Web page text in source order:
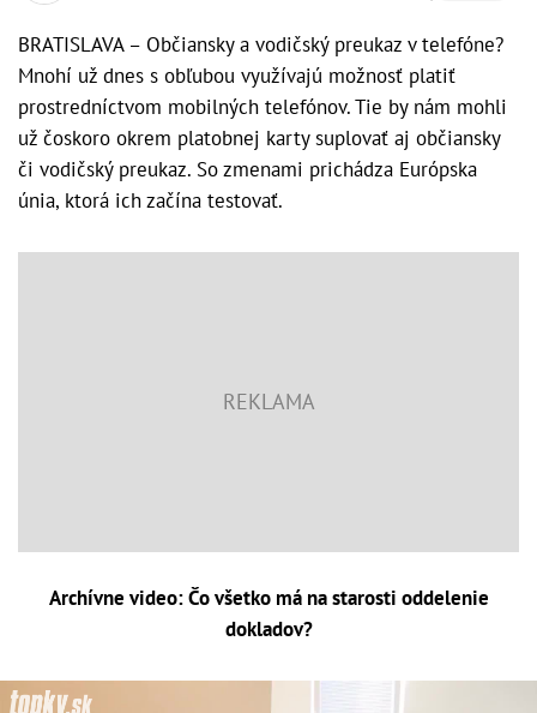
BRATISLAVA – Občiansky a vodičský preukaz v telefóne?
Mnohí už dnes s obľubou využívajú možnosť platiť
prostredníctvom mobilných telefónov. Tie by nám mohli
už čoskoro okrem platobnej karty suplovať aj občiansky
či vodičský preukaz. So zmenami prichádza Európska
únia, ktorá ich začína testovať.
Archívne video: Čo všetko má na starosti oddelenie
dokladov?